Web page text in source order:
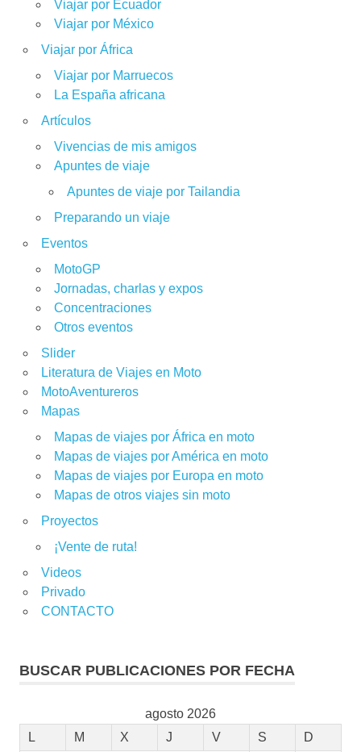
Viajar por Ecuador
Viajar por México
Viajar por África
Viajar por Marruecos
La España africana
Artículos
Vivencias de mis amigos
Apuntes de viaje
Apuntes de viaje por Tailandia
Preparando un viaje
Eventos
MotoGP
Jornadas, charlas y expos
Concentraciones
Otros eventos
Slider
Literatura de Viajes en Moto
MotoAventureros
Mapas
Mapas de viajes por África en moto
Mapas de viajes por América en moto
Mapas de viajes por Europa en moto
Mapas de otros viajes sin moto
Proyectos
¡Vente de ruta!
Videos
Privado
CONTACTO
BUSCAR PUBLICACIONES POR FECHA
agosto 2026
L
M X J V S
D